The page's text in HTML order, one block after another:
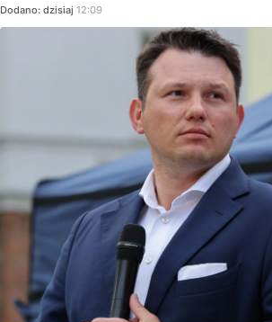
Dodano: dzisiaj 12:09